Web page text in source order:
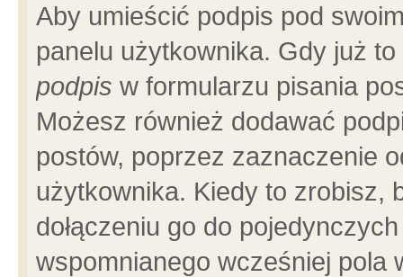
Aby umieścić podpis pod
panelu użytkownika. Gdy już
podpis w formularzu pisania
Możesz również dodawać
postów, poprzez zaznaczenie
użytkownika. Kiedy to zrobisz,
dołączeniu go do
wspomnianego wcześniej pola